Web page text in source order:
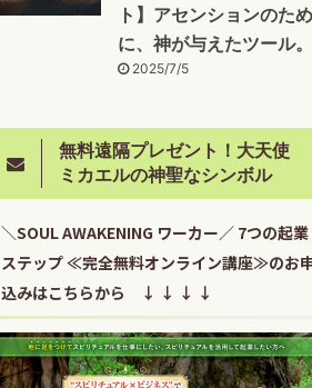
ト】アセンションのため
に、神が与えたツール。
2025/7/5
無料遠隔プレゼント！大天使
ミカエルの神聖なシンボル
＼SOUL AWAKENING ワーカー／ 7つの起業
ステップ ≪完全無料オンライン講座≫のお
込みはこちらから ↓ ↓ ↓ ↓